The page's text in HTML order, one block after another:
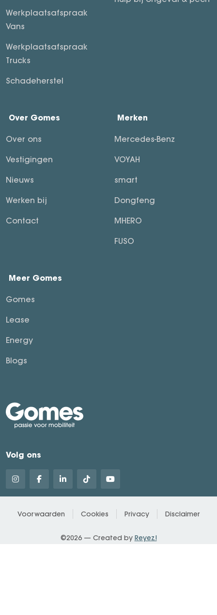
Werkplaatsafspraak
Vans
Werkplaatsafspraak
Trucks
Schadeherstel
Over Gomes
Over ons
Vestigingen
Nieuws
Werken bij
Contact
Merken
Mercedes-Benz
VOYAH
smart
Dongfeng
MHERO
FUSO
Meer Gomes
Gomes
Lease
Energy
Blogs
Volg ons
Voorwaarden Cookies Privacy Disclaimer
©2026 — Created by Reyez!